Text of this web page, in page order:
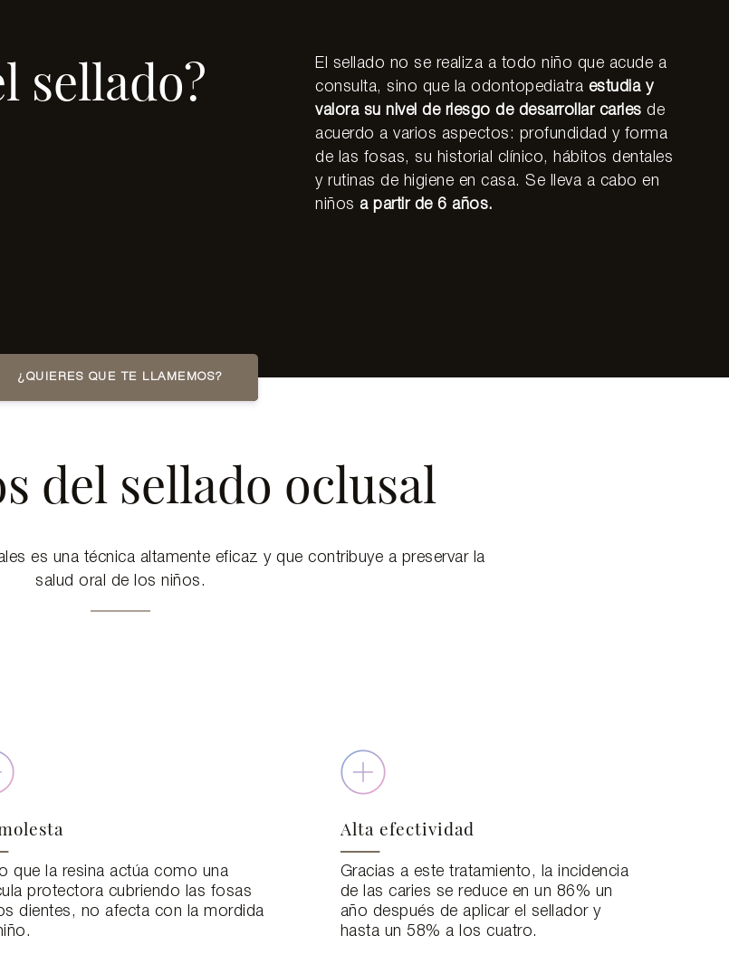
sellado?
El sellado no se realiza a todo niño que acude a
consulta, sino que la odontopediatra estudia y
valora su nivel de riesgo de desarrollar caries de
acuerdo a varios aspectos: profundidad y forma
de las fosas, su historial clínico, hábitos dentales
y rutinas de higiene en casa. Se lleva a cabo en
niños a partir de 6 años.
¿QUIERES QUE TE LLAMEMOS?
del sellado oclusal
es una técnica altamente eficaz y que contribuye a preservar la
salud oral de los niños.
que la resina actúa como una
protectora cubriendo las fosas
dientes, no afecta con la mordida
Alta efectividad
Gracias a este tratamiento, la incidencia
de las caries se reduce en un 86% un
año después de aplicar el sellador y
hasta un 58% a los cuatro.